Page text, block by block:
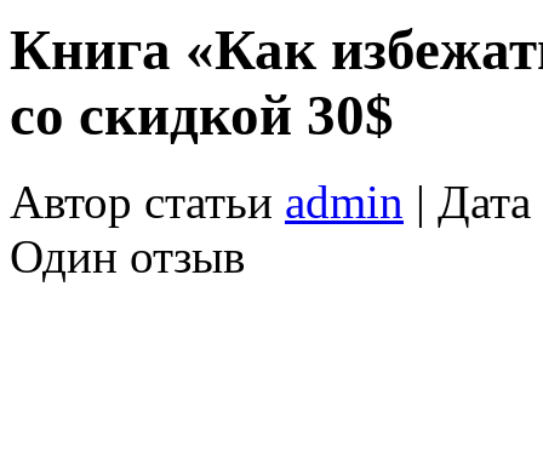
Книга «Как
со скидкой 30$
Автор статьи admin |
Один отзыв